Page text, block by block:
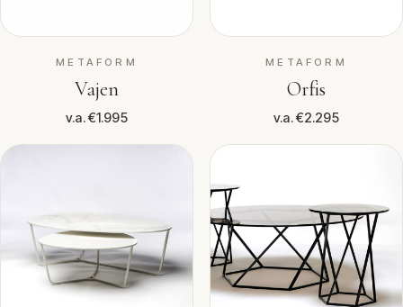
METAFORM
Vajen
v.a. €1.995
METAFORM
Orfis
v.a. €2.295